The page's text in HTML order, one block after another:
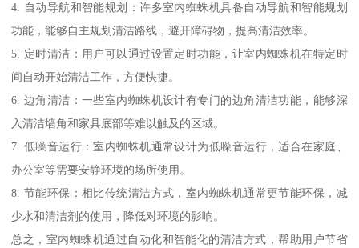
4. 自动导航和智能规划：许多室内蜘蛛机具备自动导航和智能规划
功能，能够自主规划清洁路线，避开障碍物，提高清洁效率。
5. 定时清洁：用户可以通过设置定时功能，让室内蜘蛛机在特定时
间自动开始清洁工作，方便快捷。
6. 边角清洁：一些室内蜘蛛机设计有专门的边角清洁功能，能够深
入清洁墙角和家具底部等难以触及的区域。
7. 低噪音运行：室内蜘蛛机通常设计为低噪音运行，适合在家庭、
办公室等需要安静环境的场所使用。
8. 节能环保：相比传统清洁方式，室内蜘蛛机通常更节能环保，减
少水和清洁剂的使用，降低对环境的影响。
总之，室内蜘蛛机通过自动化和智能化的清洁方式，帮助用户节省